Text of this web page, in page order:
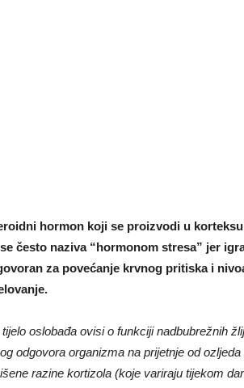
hormon koji se proizvodi u
često naziva “hormonom stresa” jer
za povećanje krvnog pritiska i
oslobađa ovisi o funkciji nadbubrežnih
odgovora organizma na prijetnje od
razine kortizola (koje variraju tijekom